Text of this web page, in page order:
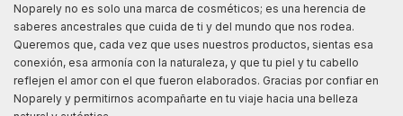
Noparely no es solo una marca de cosméticos; es una herencia de
saberes ancestrales que cuida de ti y del mundo que nos rodea.
Queremos que, cada vez que uses nuestros productos, sientas esa
conexión, esa armonía con la naturaleza, y que tu piel y tu cabello
reflejen el amor con el que fueron elaborados. Gracias por confiar en
Noparely y permitirnos acompañarte en tu viaje hacia una belleza